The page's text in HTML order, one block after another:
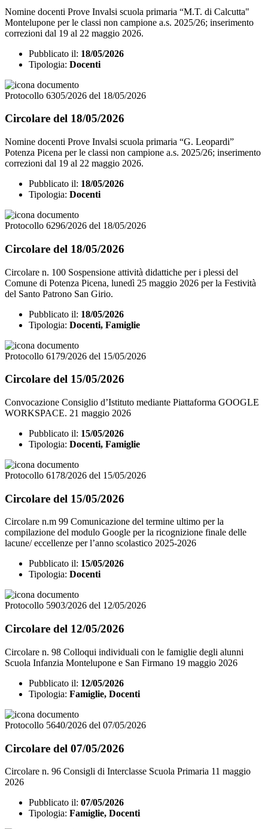
Nomine docenti Prove Invalsi scuola primaria “M.T. di Calcutta"
Montelupone per le classi non campione a.s. 2025/26; inserimento
correzioni dal 19 al 22 maggio 2026.
Pubblicato il: 18/05/2026
Tipologia: Docenti
Protocollo 6305/2026 del 18/05/2026
Circolare del 18/05/2026
Nomine docenti Prove Invalsi scuola primaria “G. Leopardi”
Potenza Picena per le classi non campione a.s. 2025/26; inserimento
correzioni dal 19 al 22 maggio 2026.
Pubblicato il: 18/05/2026
Tipologia: Docenti
Protocollo 6296/2026 del 18/05/2026
Circolare del 18/05/2026
Circolare n. 100 Sospensione attività didattiche per i plessi del
Comune di Potenza Picena, lunedì 25 maggio 2026 per la Festività
del Santo Patrono San Girio.
Pubblicato il: 18/05/2026
Tipologia: Docenti, Famiglie
Protocollo 6179/2026 del 15/05/2026
Circolare del 15/05/2026
Convocazione Consiglio d’Istituto mediante Piattaforma GOOGLE
WORKSPACE. 21 maggio 2026
Pubblicato il: 15/05/2026
Tipologia: Docenti, Famiglie
Protocollo 6178/2026 del 15/05/2026
Circolare del 15/05/2026
Circolare n.m 99 Comunicazione del termine ultimo per la
compilazione del modulo Google per la ricognizione finale delle
lacune/ eccellenze per l’anno scolastico 2025-2026
Pubblicato il: 15/05/2026
Tipologia: Docenti
Protocollo 5903/2026 del 12/05/2026
Circolare del 12/05/2026
Circolare n. 98 Colloqui individuali con le famiglie degli alunni
Scuola Infanzia Montelupone e San Firmano 19 maggio 2026
Pubblicato il: 12/05/2026
Tipologia: Famiglie, Docenti
Protocollo 5640/2026 del 07/05/2026
Circolare del 07/05/2026
Circolare n. 96 Consigli di Interclasse Scuola Primaria 11 maggio
2026
Pubblicato il: 07/05/2026
Tipologia: Famiglie, Docenti